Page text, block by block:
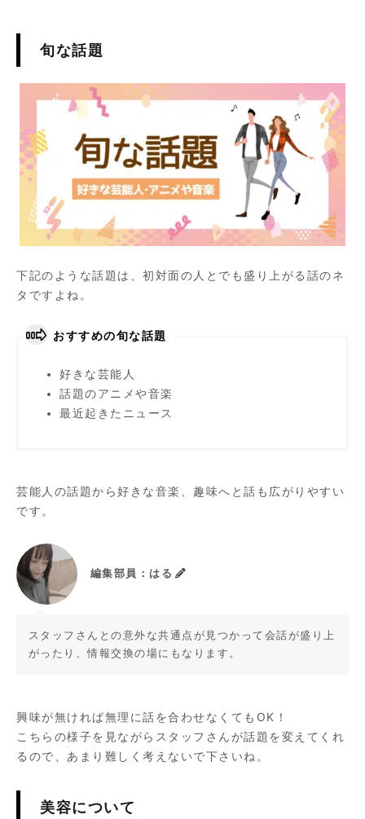
旬な話題
下記のような話題は、初対面の人とでも盛り上がる話のネ
タですよね。
おすすめの旬な話題
好きな芸能人
話題のアニメや音楽
最近起きたニュース
芸能人の話題から好きな音楽、趣味へと話も広がりやすい
です。
編集部員：はる
スタッフさんとの意外な共通点が見つかって会話が盛り上
がったり、情報交換の場にもなります。
興味が無ければ無理に話を合わせなくてもOK！
こちらの様子を見ながらスタッフさんが話題を変えてくれ
るので、あまり難しく考えないで下さいね。
美容について